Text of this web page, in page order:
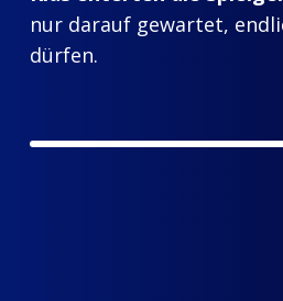
nur darauf gewartet,
dürfen.